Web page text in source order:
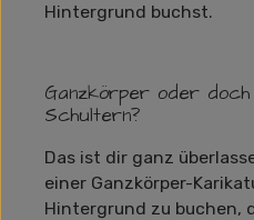
Hintergrund buchst.
Ganzkörper oder
Schultern?
Das ist dir ganz
einer Ganzkörper-
Hintergrund zu buchen,